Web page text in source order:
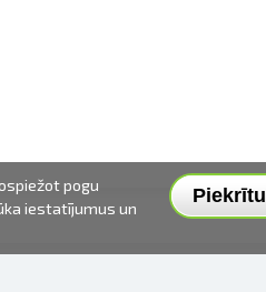
Piekrītu
pogu
iestatījumus un